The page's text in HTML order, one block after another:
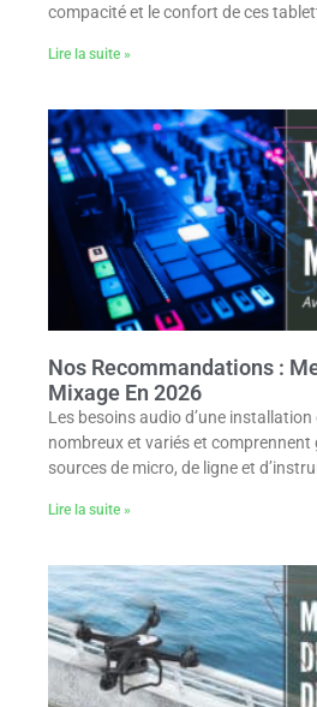
compacité et le confort de ces
Lire la suite »
Nos Recommandations :
Mixage En 2026
Les besoins audio d’une
nombreux et variés et comprennent
sources de micro, de ligne et
Lire la suite »